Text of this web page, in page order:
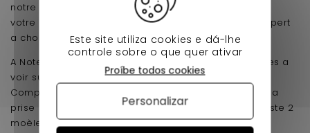
notre boutique en ligne avec un alternateur a
votre budget .C est pour cela que notre équipe d'expert
a choisis ce produit pour vous
A Noter que cette Alternateur est dotée de 2 broches a
voir sur la photo .
Comparez bien votre alertnateur avec la photo de la
prise de connection avec votre alternateur car il existe 2
moèles d'alternateur sur les moteurs YANMAR.
Este site utiliza cookies e dá-lhe
controle sobre o que quer ativar
Proíbe todos cookies
Personalizar